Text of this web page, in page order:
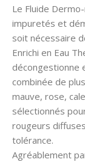
Le Fluide
impuretés et
soit nécessaire
Enrichi en Eau
décongestionne
combinée de
mauve, rose,
sélectionnés
rougeurs
tolérance.
Agréablement